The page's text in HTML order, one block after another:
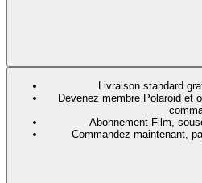
Livraison standard
Devenez membre Polaroid et
Abonnement Film,
Commandez maintenant,